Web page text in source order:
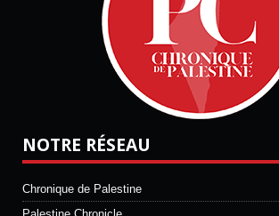
NOTRE RÉSEAU
Chronique de Palestine